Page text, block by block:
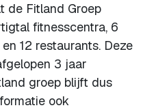
de Fitland Groep
fitnesscentra, 6
12 restaurants. Deze
3 jaar
groep blijft dus
ook